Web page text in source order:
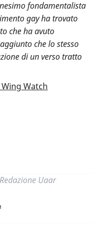
fondamentalista
gay ha trovato
che ha avuto
che lo stesso
di un verso tratto
Watch
Redazione Uaar